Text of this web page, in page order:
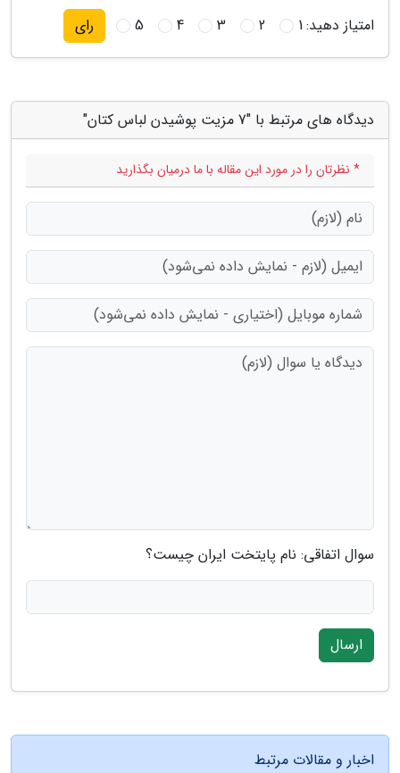
امتیاز دهید:1
2
3
4
5 رای
دیدگاه های مرتبط با "7 مزیت پوشیدن لباس کتان"
* نظرتان را در مورد این مقاله با ما درمیان بگذارید
سوال اتفاقی: نام پایتخت ایران چیست؟
ارسال
اخبار و مقالات مرتبط